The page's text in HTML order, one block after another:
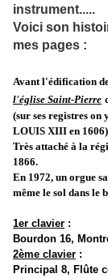
instrument.....
Voici son
mes pages :
Avant l'édification
l'église Saint-Pierre
(sur ses registres on
LOUIS XIII en
Très attaché à la
1866.
En 1972, un orgue
même le sol dans le
1er clavier :
Bourdon 16,
2ème clavier :
Principal 8, Flûte